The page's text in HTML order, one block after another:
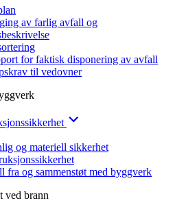
av farlig avfall og
for faktisk disponering av avfall
til vedovner
og materiell sikkerhet
fra og sammenstøt med byggverk
ved brann